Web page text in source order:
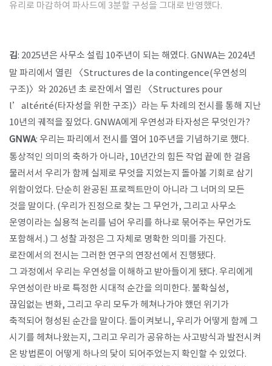
유리로 마감하여 파사드에 3분할 구성을 그대로 반영했다.
김: 2025년은 사무소 설립 10주년이 되는 해였다. GNWA는 2024년
말 파리에서 열린 〈Structures de la contingence(우연성의
구조)〉와 2026년 초 로잔에서 열린 〈Structures pour
l’altérité(타자성을 위한 구조)〉라는 두 차례의 전시를 통해 지난
10년의 궤적을 짚었다. GNWA에게 우연성과 타자성은 무엇인가?
GNWA: 우리는 파리에서 전시를 열어 10주년을 기념하기로 했다.
통상적인 의미의 축하가 아니라, 10년간의 힘든 작업 끝에 한 걸음
물러서서 우리가 함께 실제로 무엇을 지었는지 돌아볼 기회로 삼기
위함이었다. 단순히 완공된 프로젝트만이 아니라 그 너머의 모든
것을 말이다. (우리가 진정으로 찾는 그 무언가, 그리고 사무소
운영이라는 실용적 논리를 넘어 우리를 하나로 묶어주는 무언가도
포함해서.) 그 성찰 과정은 그 자체로 명확한 의미를 가진다.
로잔에서의 전시는 그러한 연구의 연장선에서 진행됐다.
그 과정에서 우리는 우연성을 이해하고 받아들이게 됐다. 우리에게
우연성이란 바로 특정한 시대적 순간을 의미한다. 불확실성,
끊임없는 변화, 그리고 우리 모두가 헤쳐나가야 했던 위기가
축적되어 형성된 순간을 말이다. 돌이켜보니, 우리가 어떻게 함께 그
시기를 헤쳐나왔는지, 그리고 우리가 공유하는 사고방식과 발전시켜
온 방법론이 어떻게 하나의 닻이 되어주었는지 확인할 수 있었다.